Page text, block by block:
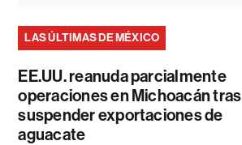
LAS ÚLTIMAS DE MÉXICO
EE.UU. reanuda parcialmente
operaciones en Michoacán tras
suspender exportaciones de
aguacate